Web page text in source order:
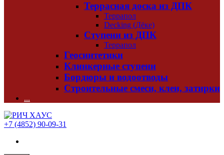
Террасная доска из ДПК
Террапол
Decking (Дёке)
Ступени из ДПК
Террапол
Геосинтетики
Клинкерные ступени
Бордюры и водоотводы
Строительные смеси, клеи, затирки
...
+7 (4852) 90-09-31